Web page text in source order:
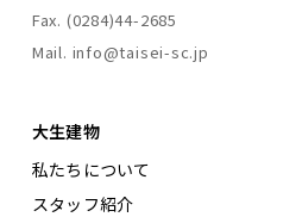
Fax. (0284)44-2685
Mail. info@taisei-sc.jp
大生建物
私たちについて
スタッフ紹介